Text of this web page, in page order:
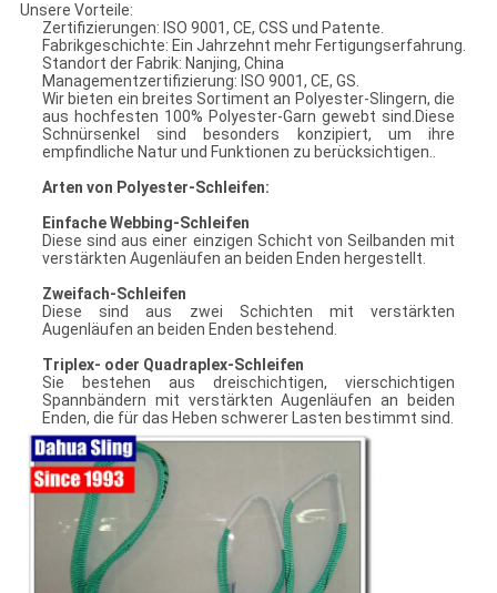
Unsere Vorteile:
Zertifizierungen: ISO 9001, CE, CSS und Patente.
Fabrikgeschichte: Ein Jahrzehnt mehr Fertigungserfahrung.
Standort der Fabrik: Nanjing, China
Managementzertifizierung: ISO 9001, CE, GS.
Wir bieten ein breites Sortiment an Polyester-Slingern, die
aus hochfesten 100% Polyester-Garn gewebt sind.Diese
Schnürsenkel sind besonders konzipiert, um ihre
empfindliche Natur und Funktionen zu berücksichtigen..
Arten von Polyester-Schleifen:
Einfache Webbing-Schleifen
Diese sind aus einer einzigen Schicht von Seilbanden mit
verstärkten Augenläufen an beiden Enden hergestellt.
Zweifach-Schleifen
Diese sind aus zwei Schichten mit verstärkten
Augenläufen an beiden Enden bestehend.
Triplex- oder Quadraplex-Schleifen
Sie bestehen aus dreischichtigen, vierschichtigen
Spannbändern mit verstärkten Augenläufen an beiden
Enden, die für das Heben schwerer Lasten bestimmt sind.